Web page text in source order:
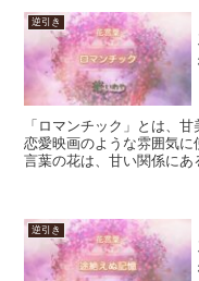
逆引き
「ロマンチック」とは、
恋愛映画のような雰囲気
言葉の花は、甘い関係にあ
逆引き